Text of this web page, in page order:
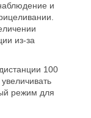
и
из-за
100
режим для